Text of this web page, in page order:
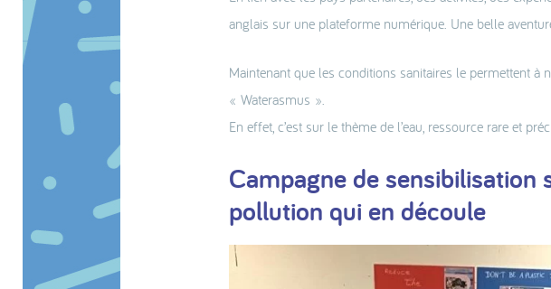
anglais sur une plateforme numérique. Une belle
Maintenant que les conditions sanitaires le permettent à
« Waterasmus ».
En effet, c’est sur le thème de l’eau, ressource rare et
Campagne de sensibilisation
pollution qui en découle